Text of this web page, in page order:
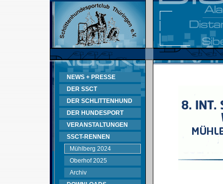
NEWS + PRESSE
DER SSCT
DER SCHLITTENHUND
DER HUNDESPORT
VERANSTALTUNGEN
SSCT-RENNEN
Mühlberg 2024
Oberhof 2025
Archiv